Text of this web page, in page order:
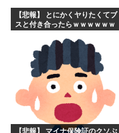
【悲報】 とにかくヤりたくてブ
スと付き合ったらｗｗｗｗｗｗ
【悲報】 マイナ保険証のクソぶ